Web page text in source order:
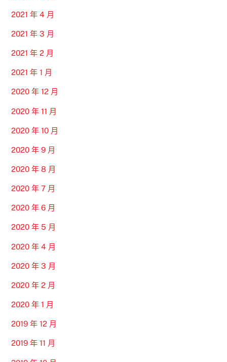
2021 年 4 月
2021 年 3 月
2021 年 2 月
2021 年 1 月
2020 年 12 月
2020 年 11 月
2020 年 10 月
2020 年 9 月
2020 年 8 月
2020 年 7 月
2020 年 6 月
2020 年 5 月
2020 年 4 月
2020 年 3 月
2020 年 2 月
2020 年 1 月
2019 年 12 月
2019 年 11 月